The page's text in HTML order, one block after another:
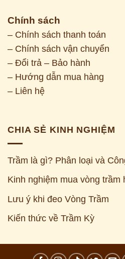
Chính sách
– Chính sách thanh toán
– Chính sách vận chuyển
– Đổi trả – Bảo hành
– Hướng dẫn mua hàng
– Liên hệ
CHIA SẺ KINH NGHIỆM
Trầm là gì? Phân loại và
Kinh nghiệm mua vòng trầm
Lưu ý khi đeo Vòng Trầm
Kiến thức về Trầm Kỳ